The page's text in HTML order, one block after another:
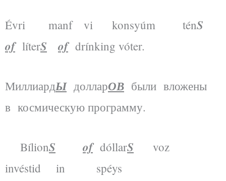
Évri manf vi konsyúm ténS
oflíterS ofdrínking vóter.
МиллиардЫдолларОВ были вложены
в космическую программу.
BílionS ofdóllarS voz
invéstid in spéys